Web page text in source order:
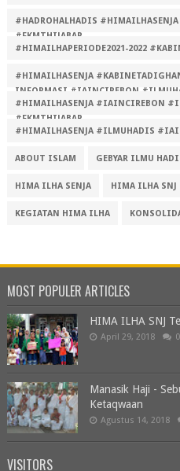
#HADROHALHADIS
#FKMTHIJABAR
#HIMAILHAPERIODE2021-2022
#HIMAILHASENJA
INFORMASI #IAINCIREBON
#HIMAILHASENJA #IAINCIREBON
#FKMTHIJABAR
#HIMAILHASENJA #ILMUHADIS
ABOUT ISLAM GEBYAR ILMU
HIMA ILHA SENJA HIMA ILHA SNJ
KEGIATAN HIMA ILHA
MOST POPULER ARTICLES
HIMA ILHA SNJ
April 29, 2018 0
Manasik Haji -
Ketaqwaan
Agustus 14, 2018
VISITORS